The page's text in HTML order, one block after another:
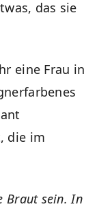
das sie
eine Frau in
die im
Braut sein. In